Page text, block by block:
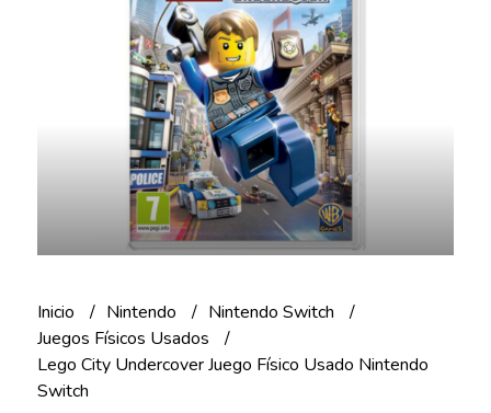
Inicio Nintendo
Nintendo Switch
Juegos Físicos Usados
Lego City Undercover Juego Físico Usado Nintendo
Switch